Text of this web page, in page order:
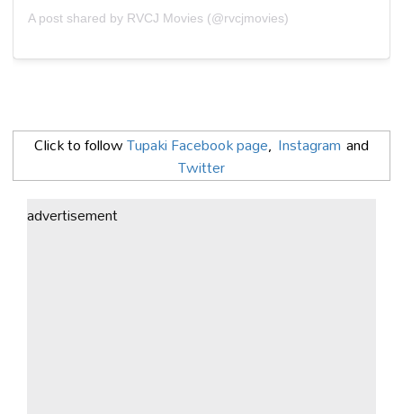
A post shared by RVCJ Movies (@rvcjmovies)
Click to followTupaki Facebook page, Instagram and
Twitter
advertisement